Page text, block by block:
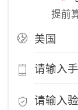
提前